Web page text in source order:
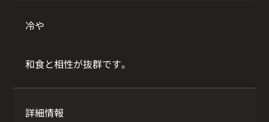
冷や
和食と相性が抜群です。
詳細情報